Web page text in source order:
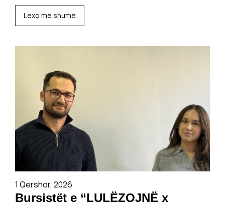
Lexo më shumë
1 Qershor, 2026
Bursistët e “LULËZOJNË x